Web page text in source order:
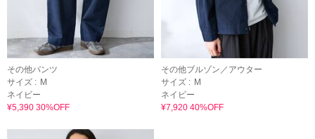
その他パンツ
サイズ : M
ネイビー
¥5,390 30%OFF
その他ブルゾン／アウター
サイズ : M
ネイビー
¥7,920 40%OFF